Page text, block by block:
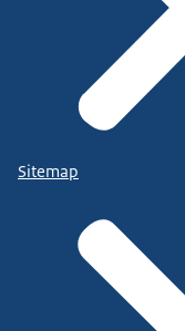
Sitemap